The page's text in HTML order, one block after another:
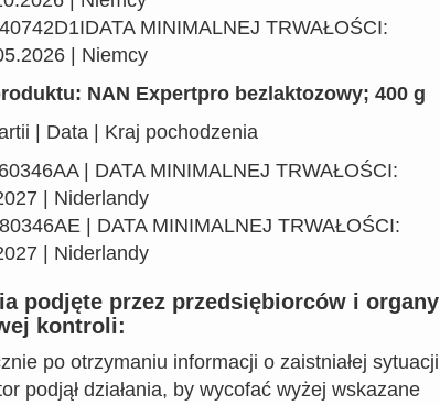
MINIMALNEJ TRWAŁOŚCI:
| Niemcy
NAN Expertpro bezlaktozowy; 400 g
| Data | Kraj pochodzenia
| DATA MINIMALNEJ TRWAŁOŚCI:
| Niderlandy
| DATA MINIMALNEJ TRWAŁOŚCI:
| Niderlandy
podjęte przez przedsiębiorców i organy
kontroli:
po otrzymaniu informacji o zaistniałej sytuacji
podjął działania, by wycofać wyżej wskazane